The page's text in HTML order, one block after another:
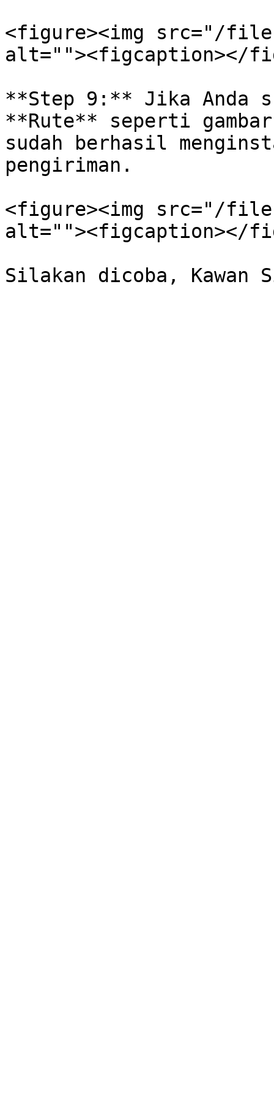
<figure><img src="/files/
alt=""><figcaption></
**Step 9:** Jika Anda
**Rute** seperti
sudah berhasil
pengiriman.
<figure><img src="/
alt=""><figcaption></